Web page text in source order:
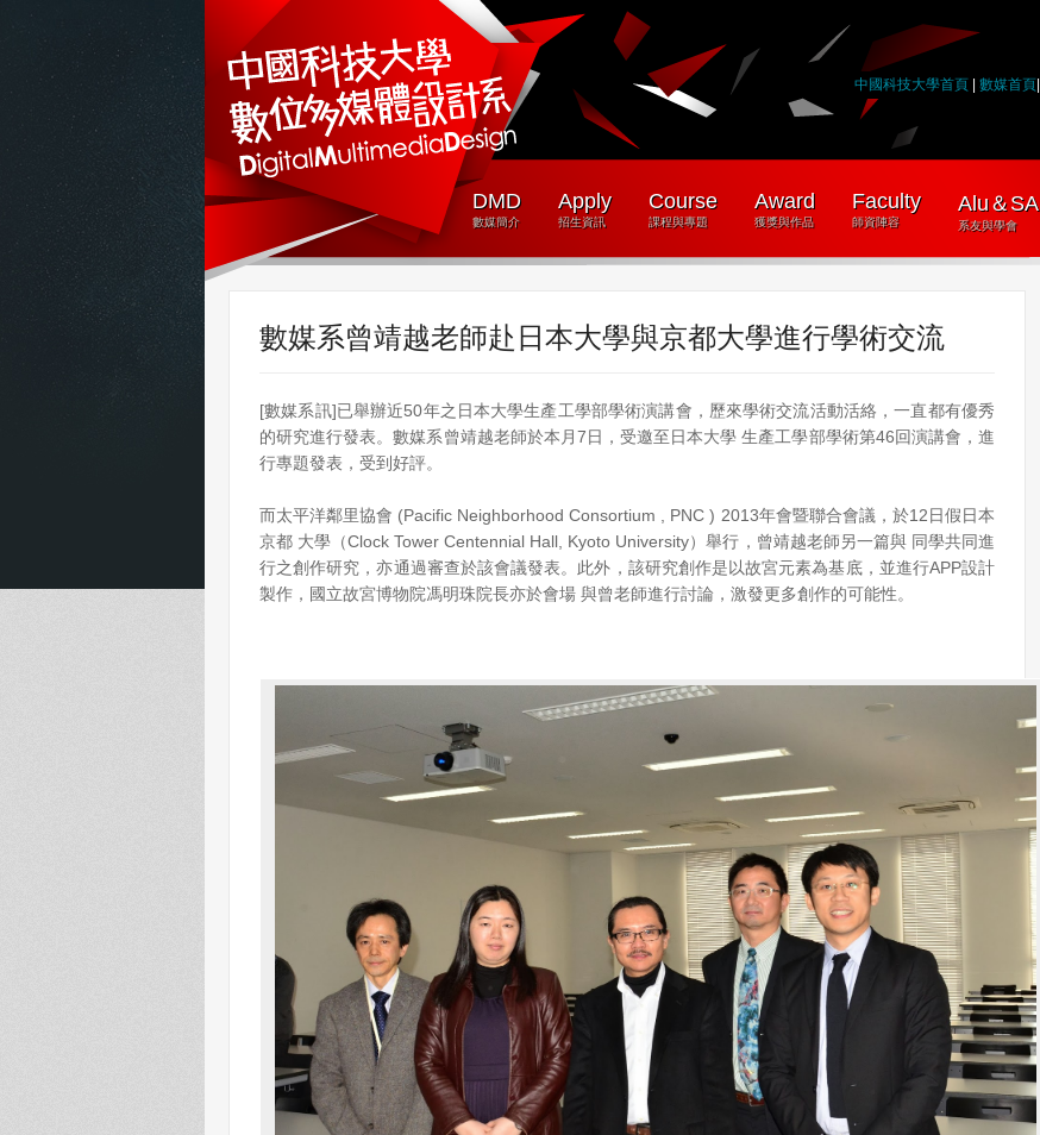
中國科技大學首頁 數媒首頁
DMD
數媒簡介
Apply
招生資訊
Course
課程與專題
Award
獲獎與作品
Faculty
師資陣容
Alu＆SA
系友與學會
數媒系曾靖越老師赴日本大學與京都大學進行學術交流
[數媒系訊]已舉辦近50年之日本大學生產工學部學術演講會，歷來學術交流活動活絡，一直都有優秀
的研究進行發表。數媒系曾靖越老師於本月7日，受邀至日本大學 生產工學部學術第46回演講會，進
行專題發表，受到好評。
而太平洋鄰里協會 (Pacific Neighborhood Consortium , PNC ) 2013年會暨聯合會議，於12日假日本
京都 大學（Clock Tower Centennial Hall, Kyoto University）舉行，曾靖越老師另一篇與 同學共同進
行之創作研究，亦通過審查於該會議發表。此外，該研究創作是以故宮元素為基底，並進行APP設計
製作，國立故宮博物院馮明珠院長亦於會場 與曾老師進行討論，激發更多創作的可能性。